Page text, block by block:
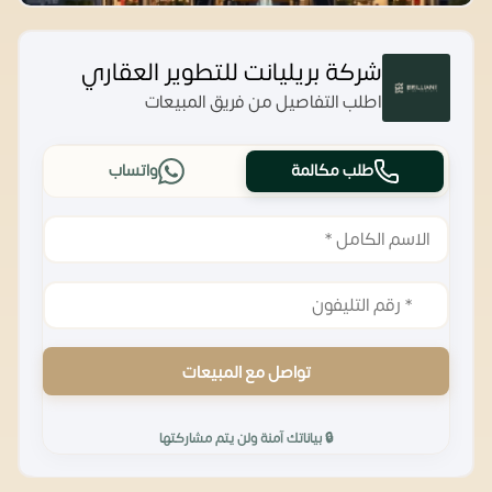
شركة بريليانت للتطوير العقاري
اطلب التفاصيل من فريق المبيعات
طلب مكالمة واتساب
تواصل مع المبيعات
🔒 بياناتك آمنة ولن يتم مشاركتها